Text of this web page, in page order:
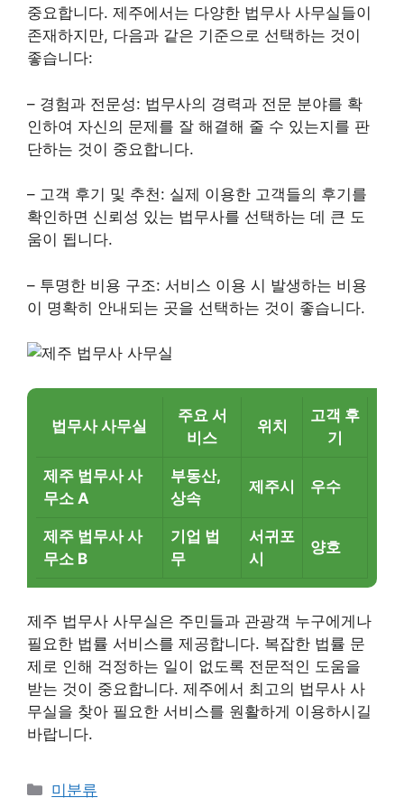
중요합니다. 제주에서는 다양한 법무사 사무실들이
존재하지만, 다음과 같은 기준으로 선택하는 것이
좋습니다:
– 경험과 전문성: 법무사의 경력과 전문 분야를 확
인하여 자신의 문제를 잘 해결해 줄 수 있는지를 판
단하는 것이 중요합니다.
– 고객 후기 및 추천: 실제 이용한 고객들의 후기를
확인하면 신뢰성 있는 법무사를 선택하는 데 큰 도
움이 됩니다.
– 투명한 비용 구조: 서비스 이용 시 발생하는 비용
이 명확히 안내되는 곳을 선택하는 것이 좋습니다.
법무사 사무실
주요 서
비스
위치
고객 후
기
제주 법무사 사
무소 A
부동산,
상속
제주시 우수
제주 법무사 사
무소 B
기업 법
무
서귀포
시
양호
제주 법무사 사무실은 주민들과 관광객 누구에게나
필요한 법률 서비스를 제공합니다. 복잡한 법률 문
제로 인해 걱정하는 일이 없도록 전문적인 도움을
받는 것이 중요합니다. 제주에서 최고의 법무사 사
무실을 찾아 필요한 서비스를 원활하게 이용하시길
바랍니다.
Categories
미분류